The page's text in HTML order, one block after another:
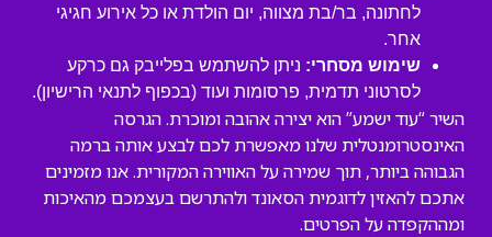
לחתונה, בר/בת מצווה, יום הולדת או כל אירוע חגיגי
אחר.
שימוש מסחרי: ניתן להשתמש בפלייבק גם כרקע
לסרטוני תדמית, פרסומות ועוד (בכפוף לתנאי הרישיון).
השיר “עוד ישמע” הוא יצירה אהובה ומוכרת. הגרסה
האינסטרומנטלית שלנו מאפשרת לכם לבצע אותה ברמה
הגבוהה ביותר, תוך שמירה על האווירה המקורית. אנו מזמינים
אתכם להאזין לדוגמית הסאונד ולהתרשם בעצמכם מהאיכות
ומההקפדה על הפרטים.